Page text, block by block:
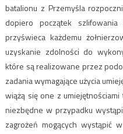
batalionu z Przemyśla
dopiero początek
przyświeca każdemu
uzyskanie zdolności do
które są realizowane przez
zadania wymagające użycia
wiążą się one z
niezbędne w przypadku
zagrożeń mogących wystąpić